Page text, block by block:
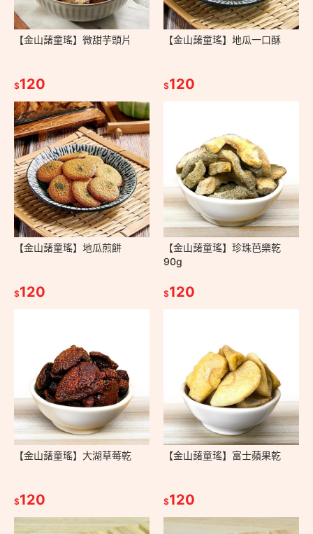
【金山藷童瑤】微甜芋頭片
$120
【金山藷童瑤】地瓜一口酥
$120
【金山藷童瑤】地瓜煎餅
$120
【金山藷童瑤】珍珠芭樂乾
90g
$120
【金山藷童瑤】大湖草莓乾
$120
【金山藷童瑤】富士蘋果乾
$120